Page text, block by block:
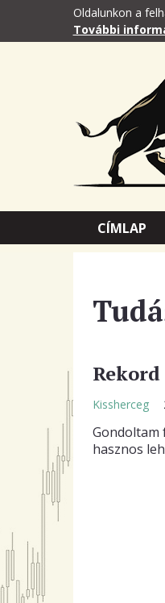
Oldalunkon a
További
CÍMLAP
Kissherceg
Gondoltam
hasznos